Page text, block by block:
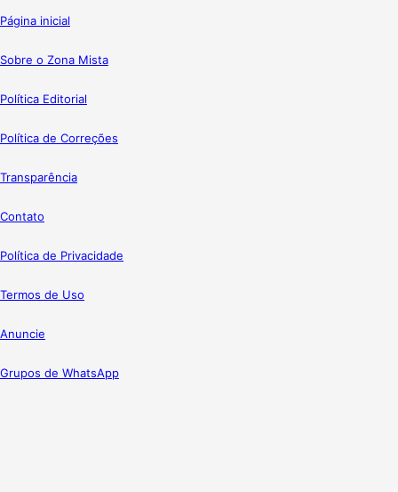
Página inicial
Sobre o Zona Mista
Política Editorial
Política de Correções
Transparência
Contato
Política de Privacidade
Termos de Uso
Anuncie
Grupos de WhatsApp